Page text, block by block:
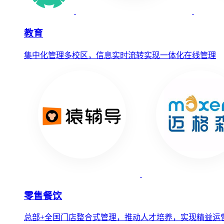
教育
集中化管理多校区，信息实时流转实现一体化在线管理
零售餐饮
总部+全国门店整合式管理，推动人才培养，实现精益运